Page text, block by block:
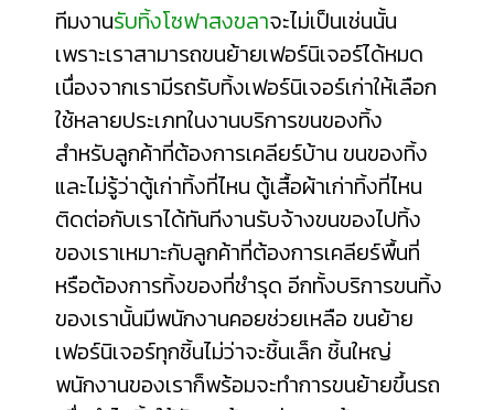
ทีมงานรับทิ้งโซฟาสงขลาจะไม่เป็นเช่นนั้น
เพราะเราสามารถขนย้ายเฟอร์นิเจอร์ได้หมด
เนื่องจากเรามีรถรับทิ้งเฟอร์นิเจอร์เก่าให้เลือก
ใช้หลายประเภทในงานบริการขนของทิ้ง
สำหรับลูกค้าที่ต้องการเคลียร์บ้าน ขนของทิ้ง
และไม่รู้ว่าตู้เก่าทิ้งที่ไหน ตู้เสื้อผ้าเก่าทิ้งที่ไหน
ติดต่อกับเราได้ทันทีงานรับจ้างขนของไปทิ้ง
ของเราเหมาะกับลูกค้าที่ต้องการเคลียร์พื้นที่
หรือต้องการทิ้งของที่ชำรุด อีกทั้งบริการขนทิ้ง
ของเรานั้นมีพนักงานคอยช่วยเหลือ ขนย้าย
เฟอร์นิเจอร์ทุกชิ้นไม่ว่าจะชิ้นเล็ก ชิ้นใหญ่
พนักงานของเราก็พร้อมจะทำการขนย้ายขึ้นรถ